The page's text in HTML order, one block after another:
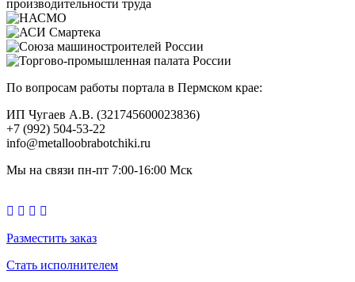
По вопросам работы портала в Пермском крае:
ИП Чугаев А.В. (321745600023836)
+7 (992) 504-53-22
info@metalloobrabotchiki.ru
Мы на связи пн-пт 7:00-16:00 Мск
Разместить заказ
Стать исполнителем